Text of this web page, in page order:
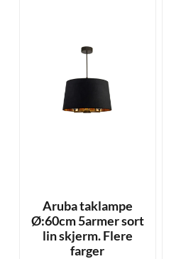
Aruba taklampe
Ø:60cm 5armer sort
lin skjerm. Flere
farger